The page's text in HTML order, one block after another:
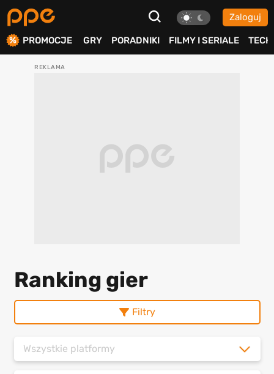
Zaloguj
PROMOCJE GRY PORADNIKI FILMY I SERIALE TECH
Ranking gier
Filtry
Wszystkie platformy